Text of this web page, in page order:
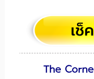
The